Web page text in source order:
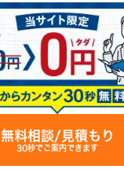
無料相談/見積もり
30秒でご案内できます